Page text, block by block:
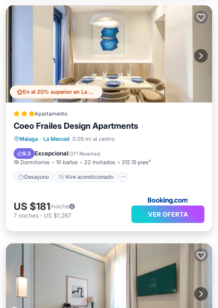
En el 20% superior en La Merced
Apartamento
Coeo Frailes Design Apartments
Málaga · La Merced 0.05 mi al centro
9.3 Excepcional(371 Reseñas)
19 Dormitorios 10 baños 22 Invitados 312.15 pies²
Desayuno Aire acondicionado
Desayuno
Aire acondicionado
Internet
Apto para niños
US $181/noche
7 noches - US $1,267 VER OFERTA